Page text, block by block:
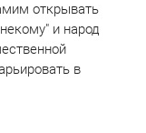
открывать
и народ
в